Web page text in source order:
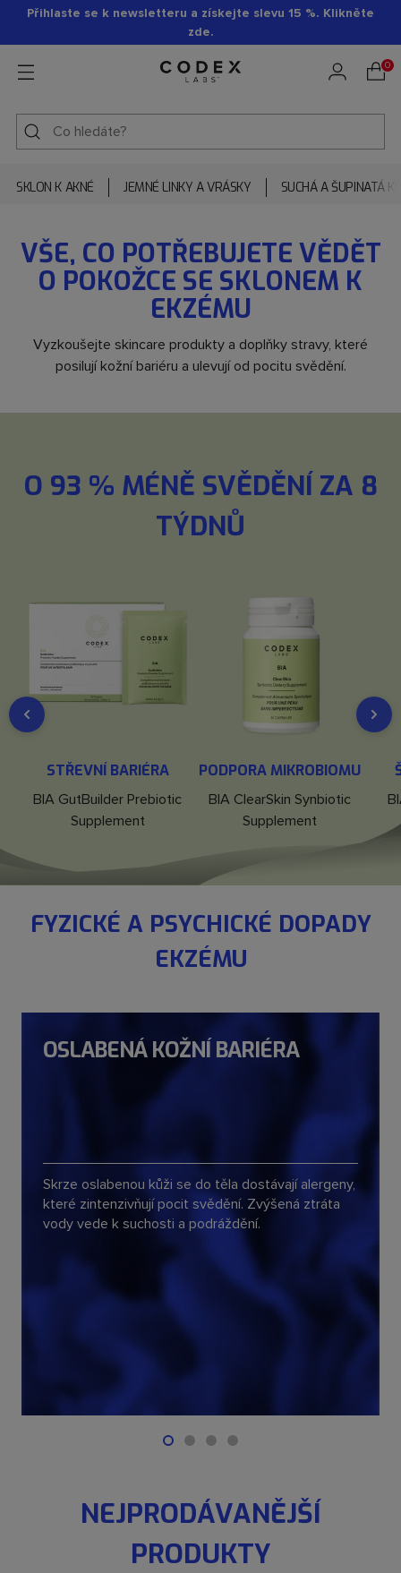
Přihlaste se k newsletteru a získejte slevu 15 %. Klikněte
zde.
0
SKLON K AKNÉ JEMNÉ LINKY A VRÁSKY SUCHÁ A ŠUPINATÁ
VŠE, CO POTŘEBUJETE VĚDĚT
O POKOŽCE SE SKLONEM K
EKZÉMU
Vyzkoušejte skincare produkty a doplňky stravy, které
posilují kožní bariéru a ulevují od pocitu svědění.
O 93 % MÉNĚ SVĚDĚNÍ ZA 8
TÝDNŮ
STŘEVNÍ BARIÉRA
BIA GutBuilder Prebiotic
Supplement
DO KOŠÍKU
PODPORA MIKROBIOMU
BIA ClearSkin Synbiotic
Supplement
DO KOŠÍKU
FYZICKÉ A PSYCHICKÉ DOPADY
EKZÉMU
OSLABENÁ KOŽNÍ BARIÉRA
Skrze oslabenou kůži se do těla dostávají alergeny,
které zintenzivňují pocit svědění. Zvýšená ztráta
vody vede k suchosti a podráždění.
NEJPRODÁVANĚJŠÍ
PRODUKTY